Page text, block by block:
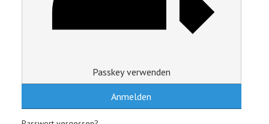
Passkey verwenden
Anmelden